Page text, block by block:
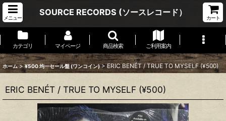
メニュー
SOURCE RECORDS (ソースレコード）
カート
カテゴリ マイページ 商品検索 ご利用案内
ホーム > ¥500 均一セール盤 (ワンコイン) > ERIC BENÉT / TRUE TO MYSELF (¥500)
ERIC BENÉT / TRUE TO MYSELF (¥500)